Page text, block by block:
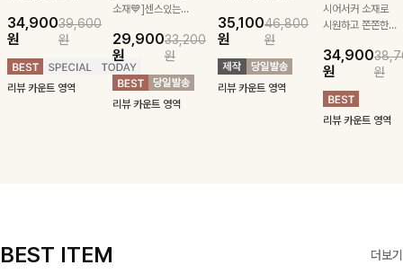
테일이 사랑스러운
블라우스-페미닌
하면서 여리한 무
드로 즐겨지는
ITEM
34,900
원
39,600
원
리뷰 카운트 영역
소재💙]센스있는
귀여운 퍼피 펜던
트로 포인트를 선
사하는 니트 가디
건을 소개할게요 :)
29,900
원
33,200
원
리뷰 카운트 영역
깔끔한 스트라이프
패턴에 링클프리!
💙플레어지는 롱한
기장감까지 완벽한
데일리 원피스:B
35,100
원
46,800
원
리뷰 카운트 영역
시어서커 소재로
시원하고 쫀쫀한
편안하게 입혀질
블라우스- 단정한
카라와 풍성한 퍼
프 소매로 여성스
러움을 더했어요 :)
34,900
원
원
리뷰 카운트 영역
BEST ITEM 더보기